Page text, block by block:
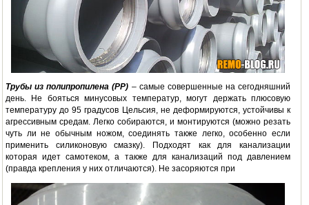
Трубы из полипропилена (PP) – самые совершенные на сегодняшний
день. Не бояться минусовых температур, могут держать плюсовую
температуру до 95 градусов Цельсия, не деформируются, устойчивы к
агрессивным средам. Легко собираются, и монтируются (можно резать
чуть ли не обычным ножом, соединять также легко, особенно если
применить силиконовую смазку). Подходят как для канализации
которая идет самотеком, а также для канализаций под давлением
(правда крепления у них отличаются). Не засоряются при